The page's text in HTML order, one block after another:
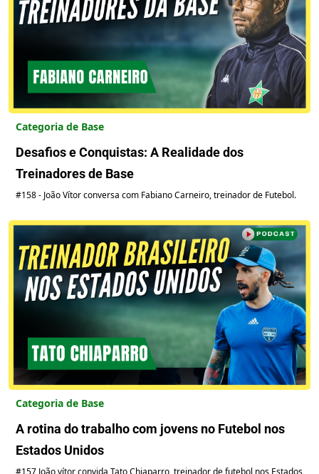
Categoria de Base
Desafios e Conquistas: A Realidade dos
Treinadores de Base
#158 - João Vítor conversa com Fabiano Carneiro, treinador de Futebol.
Categoria de Base
A rotina do trabalho com jovens no Futebol nos
Estados Unidos